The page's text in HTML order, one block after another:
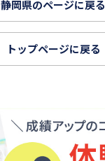
静岡県のページに戻る
トップページに戻る